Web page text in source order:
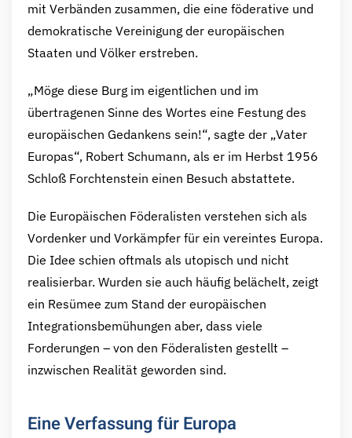
mit Verbänden zusammen, die eine föderative und
demokratische Vereinigung der europäischen
Staaten und Völker erstreben.
„Möge diese Burg im eigentlichen und im
übertragenen Sinne des Wortes eine Festung des
europäischen Gedankens sein!“, sagte der „Vater
Europas“, Robert Schumann, als er im Herbst 1956
Schloß Forchtenstein einen Besuch abstattete.
Die Europäischen Föderalisten verstehen sich als
Vordenker und Vorkämpfer für ein vereintes Europa.
Die Idee schien oftmals als utopisch und nicht
realisierbar. Wurden sie auch häufig belächelt, zeigt
ein Resümee zum Stand der europäischen
Integrationsbemühungen aber, dass viele
Forderungen – von den Föderalisten gestellt –
inzwischen Realität geworden sind.
Eine Verfassung für Europa